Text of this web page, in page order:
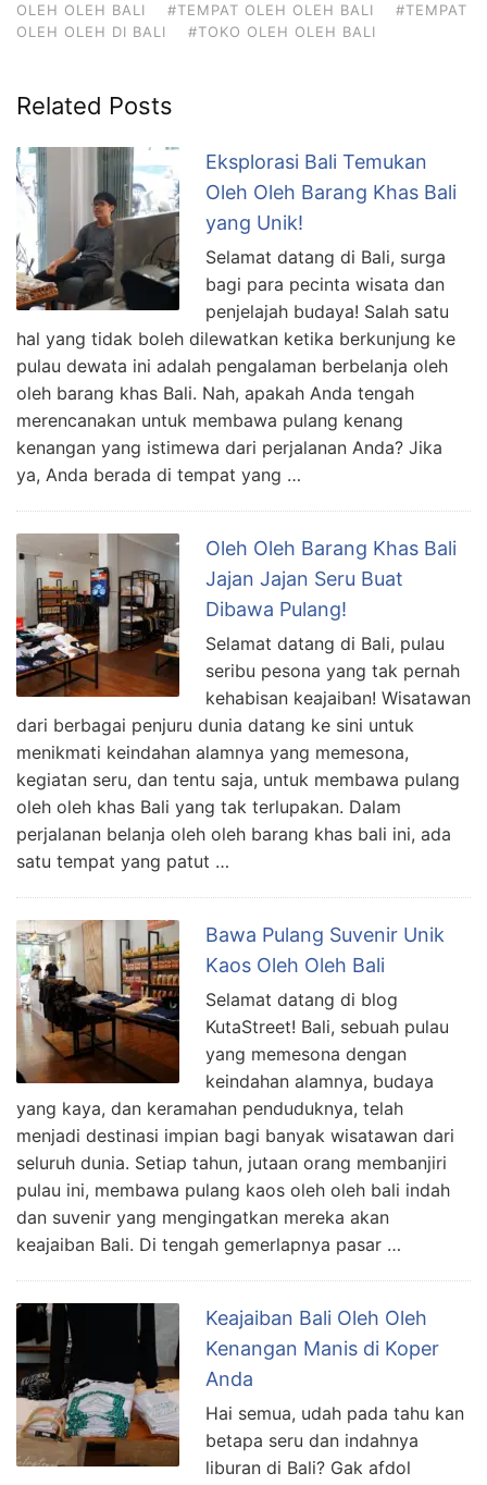
OLEH OLEH BALI
#TEMPAT OLEH OLEH BALI
#TEMPAT
OLEH OLEH DI BALI
#TOKO OLEH OLEH BALI
Related Posts
Eksplorasi Bali Temukan
Oleh Oleh Barang Khas Bali
yang Unik!
Selamat datang di Bali, surga
bagi para pecinta wisata dan
penjelajah budaya! Salah satu
hal yang tidak boleh dilewatkan ketika berkunjung ke
pulau dewata ini adalah pengalaman berbelanja oleh
oleh barang khas Bali. Nah, apakah Anda tengah
merencanakan untuk membawa pulang kenang
kenangan yang istimewa dari perjalanan Anda? Jika
ya, Anda berada di tempat yang …
Oleh Oleh Barang Khas Bali
Jajan Jajan Seru Buat
Dibawa Pulang!
Selamat datang di Bali, pulau
seribu pesona yang tak pernah
kehabisan keajaiban! Wisatawan
dari berbagai penjuru dunia datang ke sini untuk
menikmati keindahan alamnya yang memesona,
kegiatan seru, dan tentu saja, untuk membawa pulang
oleh oleh khas Bali yang tak terlupakan. Dalam
perjalanan belanja oleh oleh barang khas bali ini, ada
satu tempat yang patut …
Bawa Pulang Suvenir Unik
Kaos Oleh Oleh Bali
Selamat datang di blog
KutaStreet! Bali, sebuah pulau
yang memesona dengan
keindahan alamnya, budaya
yang kaya, dan keramahan penduduknya, telah
menjadi destinasi impian bagi banyak wisatawan dari
seluruh dunia. Setiap tahun, jutaan orang membanjiri
pulau ini, membawa pulang kaos oleh oleh bali indah
dan suvenir yang mengingatkan mereka akan
keajaiban Bali. Di tengah gemerlapnya pasar …
Keajaiban Bali Oleh Oleh
Kenangan Manis di Koper
Anda
Hai semua, udah pada tahu kan
betapa seru dan indahnya
liburan di Bali? Gak afdol